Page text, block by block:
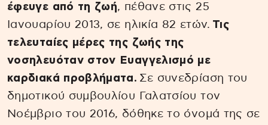
έφευγε από τη ζωή, πέθανε στις 25
Ιανουαρίου 2013, σε ηλικία 82 ετών. Τις
τελευταίες μέρες της ζωής της
νοσηλευόταν στον Ευαγγελισμό με
καρδιακά προβλήματα. Σε συνεδρίαση του
δημοτικού συμβουλίου Γαλατσίου τον
Νοέμβριο του 2016, δόθηκε το όνομά της σε